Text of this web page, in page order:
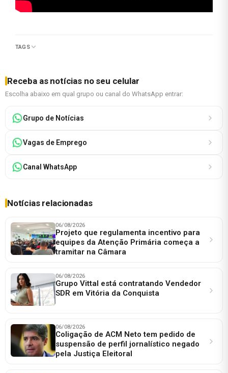
TAGS
Receba as notícias no seu celular
Escolha abaixo em qual grupo ou canal do WhatsApp entrar:
Grupo de Notícias
Vagas de Emprego
Canal WhatsApp
Notícias relacionadas
06/08/2026
Projeto que regulamenta incentivo para
equipes da Atenção Primária começa a
tramitar na Câmara
06/08/2026
Grupo Vittal está contratando Vendedor
SDR em Vitória da Conquista
06/08/2026
Coligação de ACM Neto tem pedido de
suspensão de perfil jornalístico negado
pela Justiça Eleitoral